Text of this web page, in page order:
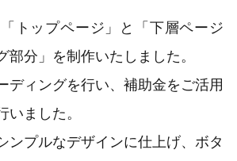
トップページ」と「下層ページ
部分」を制作いたしました。
ディングを行い、補助金をご活用
いました。
ンプルなデザインに仕上げ、ボタ